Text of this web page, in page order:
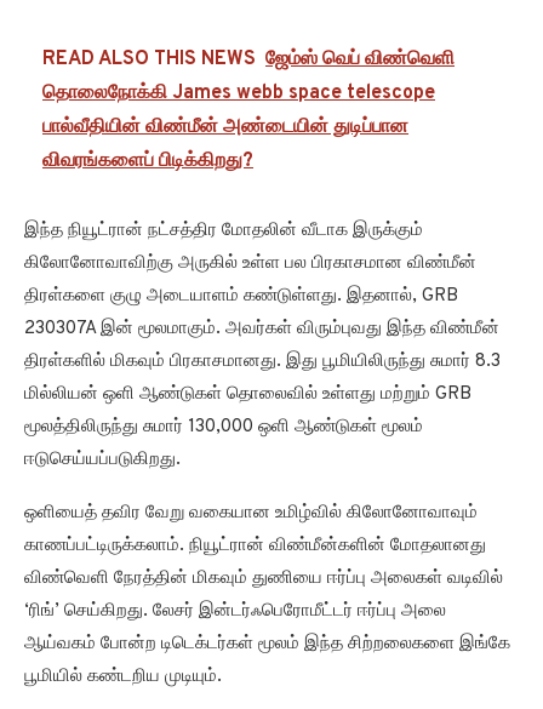
READ ALSO THIS NEWS ஜேம்ஸ் வெப் விண்வெளி
தொலைநோக்கி James webb space telescope
பால்வீதியின் விண்மீன் அண்டையின் துடிப்பான
விவரங்களைப் பிடிக்கிறது?
இந்த நியூட்ரான் நட்சத்திர மோதலின் வீடாக இருக்கும்
கிலோனோவாவிற்கு அருகில் உள்ள பல பிரகாசமான விண்மீன்
திரள்களை குழு அடையாளம் கண்டுள்ளது. இதனால், GRB
230307A இன் மூலமாகும். அவர்கள் விரும்புவது இந்த விண்மீன்
திரள்களில் மிகவும் பிரகாசமானது. இது பூமியிலிருந்து சுமார் 8.3
மில்லியன் ஒளி ஆண்டுகள் தொலைவில் உள்ளது மற்றும் GRB
மூலத்திலிருந்து சுமார் 130,000 ஒளி ஆண்டுகள் மூலம்
ஈடுசெய்யப்படுகிறது.
ஒளியைத் தவிர வேறு வகையான உமிழ்வில் கிலோனோவாவும்
காணப்பட்டிருக்கலாம். நியூட்ரான் விண்மீன்களின் மோதலானது
விண்வெளி நேரத்தின் மிகவும் துணியை ஈர்ப்பு அலைகள் வடிவில்
‘ரிங்’ செய்கிறது. லேசர் இன்டர்ஃபெரோமீட்டர் ஈர்ப்பு அலை
ஆய்வகம் போன்ற டிடெக்டர்கள் மூலம் இந்த சிற்றலைகளை இங்கே
பூமியில் கண்டறிய முடியும்.